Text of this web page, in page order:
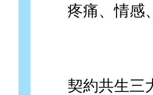
疼痛、情感
契約共生三